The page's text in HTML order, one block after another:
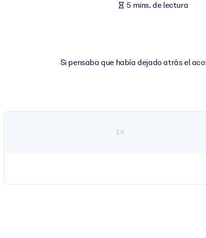
5 mins. de lectura
Si pensaba que había dejado atrás el
1×